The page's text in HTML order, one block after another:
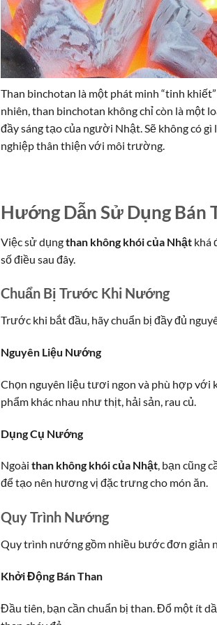
Than binchotan là một phát minh “tinh
nhiên, than binchotan không chỉ còn là một
đầy sáng tạo của người Nhật. Sẽ không có
nghiệp thân thiện với môi trường.
Hướng Dẫn Sử Dụng Bán
Việc sử dụngthan không khói của Nhật khá
số điều sau đây.
Chuẩn Bị Trước Khi Nướng
Trước khi bắt đầu, hãy chuẩn bị đầy đủ
Nguyên Liệu Nướng
Chọn nguyên liệu tươi ngon và phù hợp với
phẩm khác nhau như thịt, hải sản, rau củ.
Dụng Cụ Nướng
Ngoài than không khói của Nhật, bạn cũng
để tạo nên hương vị đặc trưng cho món ăn.
Quy Trình Nướng
Quy trình nướng gồm nhiều bước đơn giản
Khởi Động Bán Than
Đầu tiên, bạn cần chuẩn bị than. Đổ một ít